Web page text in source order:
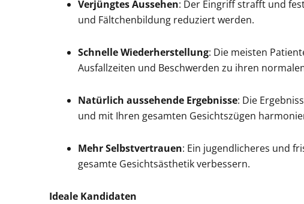
Verjüngtes Aussehen: Der Eingriff strafft und
und Fältchenbildung reduziert werden.
Schnelle Wiederherstellung: Die meisten
Ausfallzeiten und Beschwerden zu ihren
Natürlich aussehende Ergebnisse: Die
und mit Ihren gesamten Gesichtszügen
Mehr Selbstvertrauen: Ein jugendlicheres und
gesamte Gesichtsästhetik verbessern.
Ideale Kandidaten